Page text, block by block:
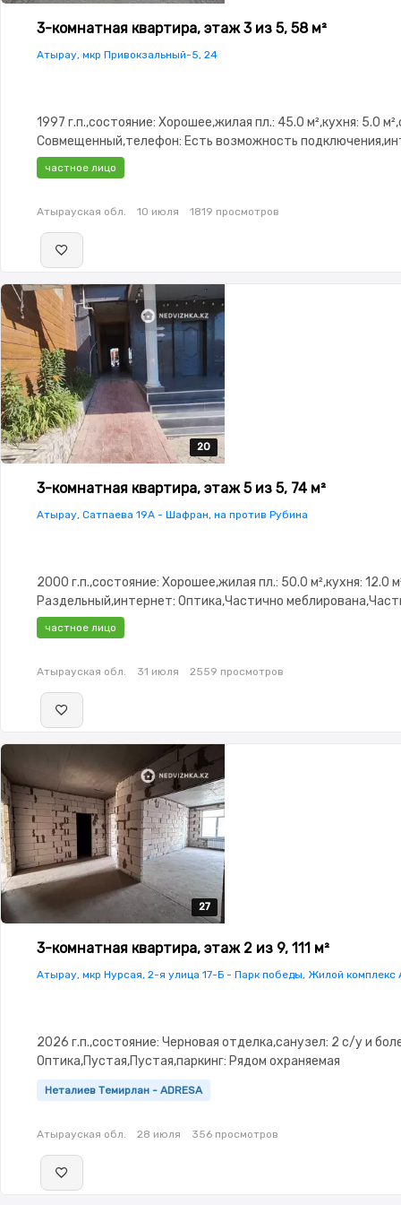
3-комнатная квартира, этаж 3 из 5, 58 м²
Атырау, мкр Привокзальный-5, 24
1997 г.п.,состояние: Хорошее,жилая пл.: 45.0 м²,кухня: 5.0
Совмещенный,телефон: Есть возможность
ADSL,Полностью меблирована,Полностью
Паркинг,Домофон,Видеонаблюдение,Пластиковые
частное лицо
Атырауская обл. 10 июля 1819 просмотров
20
20
20
20
20
3-комнатная квартира, этаж 5 из 5, 74 м²
Атырау, Сатпаева 19А - Шафран, на против Рубина
2000 г.п.,состояние: Хорошее,жилая пл.: 50.0 м²,кухня: 12.0
Раздельный,интернет: Оптика,Частично
меблирована,паркинг: Паркинг,Домофон,Неугловая,Комнаты
изолированы,Встроенная кухня,Счётчики,Тихий
частное лицо
Атырауская обл. 31 июля 2559 просмотров
27
27
27
27
27
3-комнатная квартира, этаж 2 из 9, 111 м²
Атырау, мкр Нурсая, 2-я улица 17-Б - Парк победы, Жилой комплекс
2026 г.п.,состояние: Черновая отделка,санузел: 2 с/у и
Оптика,Пустая,Пустая,паркинг: Рядом охраняемая
стоянка,Охрана,Видеонаблюдение,Видеодомофон
Неталиев Темирлан - ADRESA
Атырауская обл. 28 июля 356 просмотров